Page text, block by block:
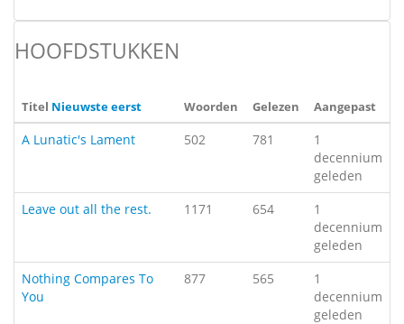
HOOFDSTUKKEN
Titel Nieuwste eerst Woorden Gelezen Aangepast
A Lunatic's Lament 502 781
1
decennium
geleden
Leave out all the rest.
1171 654
1
decennium
geleden
Nothing Compares To
You
877 565
1
decennium
geleden